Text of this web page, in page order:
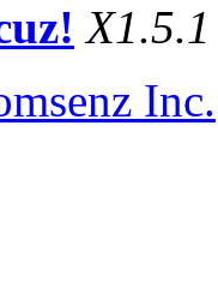
X1.5.1
Inc.